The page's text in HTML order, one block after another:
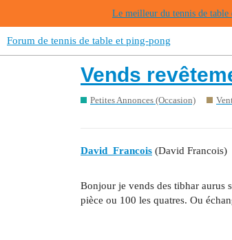
Le meilleur du tennis de
Forum de tennis de table et ping-pong
Vends
Petites Annonces (Occasion)
David_Francois (David Francois)
Bonjour je vends des tibhar aurus
pièce ou 100 les quatres. Ou